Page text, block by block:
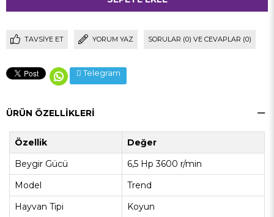
TAVSIYE ET YORUM YAZ SORULAR (0) VE CEVAPLAR (0)
Telegram
ÜRÜN ÖZELLIKLERI
Özellik
Değer
Beygir Gücü
6,5 Hp 3600 r/min
Model
Trend
Hayvan Tipi
Koyun